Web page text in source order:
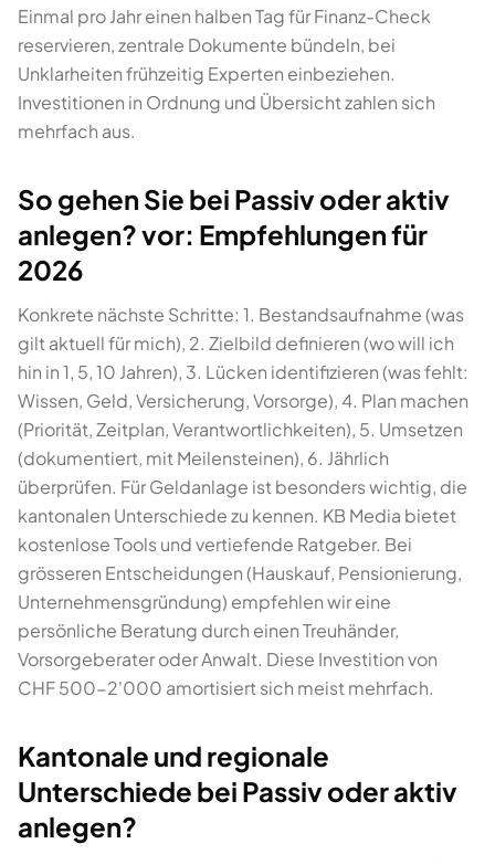
Einmal pro Jahr einen halben Tag für Finanz-Check
reservieren, zentrale Dokumente bündeln, bei
Unklarheiten frühzeitig Experten einbeziehen.
Investitionen in Ordnung und Übersicht zahlen sich
mehrfach aus.
So gehen Sie bei Passiv oder aktiv
anlegen? vor: Empfehlungen für
2026
Konkrete nächste Schritte: 1. Bestandsaufnahme (was
gilt aktuell für mich), 2. Zielbild definieren (wo will ich
hin in 1, 5, 10 Jahren), 3. Lücken identifizieren (was fehlt:
Wissen, Geld, Versicherung, Vorsorge), 4. Plan machen
(Priorität, Zeitplan, Verantwortlichkeiten), 5. Umsetzen
(dokumentiert, mit Meilensteinen), 6. Jährlich
überprüfen. Für Geldanlage ist besonders wichtig, die
kantonalen Unterschiede zu kennen. KB Media bietet
kostenlose Tools und vertiefende Ratgeber. Bei
grösseren Entscheidungen (Hauskauf, Pensionierung,
Unternehmensgründung) empfehlen wir eine
persönliche Beratung durch einen Treuhänder,
Vorsorgeberater oder Anwalt. Diese Investition von
CHF 500-2'000 amortisiert sich meist mehrfach.
Kantonale und regionale
Unterschiede bei Passiv oder aktiv
anlegen?